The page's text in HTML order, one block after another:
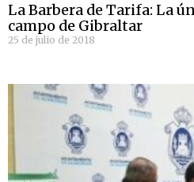
La Barbera de Tarifa: La
campo de Gibraltar
25 de julio de 2018